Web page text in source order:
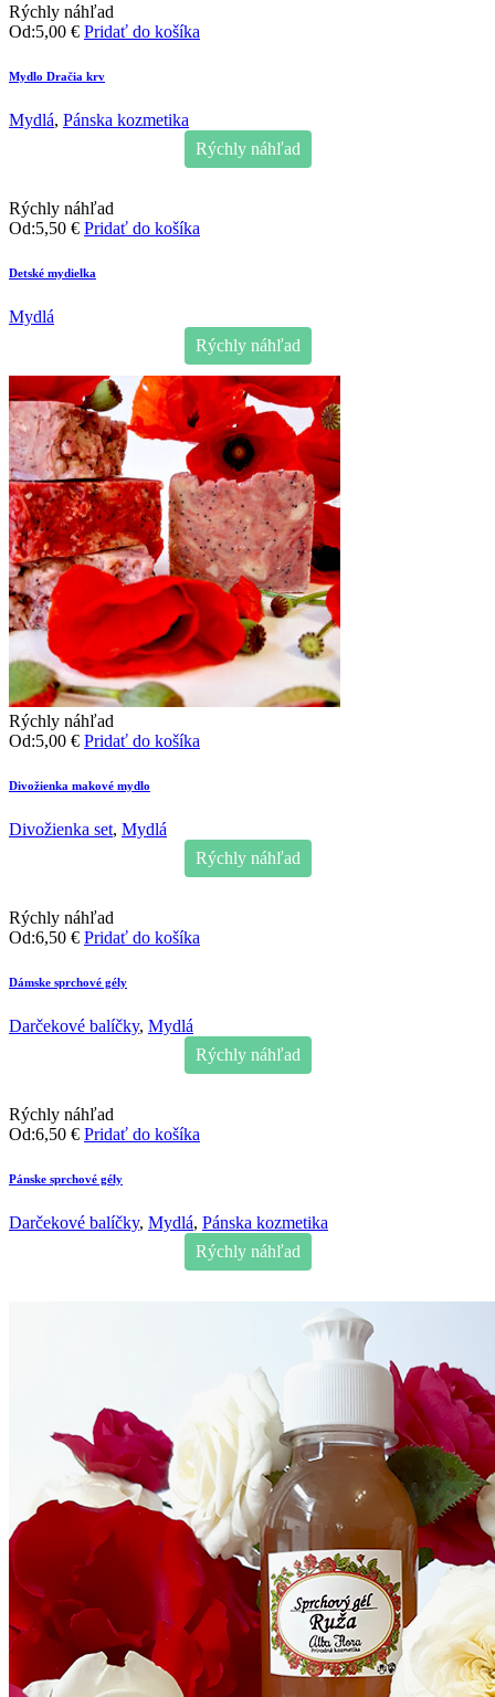
Rýchly náhľad
Od:5,00 € Pridať do košíka
Mydlo Dračia krv
Mydlá, Pánska kozmetika
Rýchly náhľad
Rýchly náhľad
Od:5,50 € Pridať do košíka
Detské mydielka
Mydlá
Rýchly náhľad
Rýchly náhľad
Od:5,00 € Pridať do košíka
Divožienka makové mydlo
Divožienka set, Mydlá
Rýchly náhľad
Rýchly náhľad
Od:6,50 € Pridať do košíka
Dámske sprchové gély
Darčekové balíčky, Mydlá
Rýchly náhľad
Rýchly náhľad
Od:6,50 € Pridať do košíka
Pánske sprchové gély
Darčekové balíčky, Mydlá, Pánska kozmetika
Rýchly náhľad